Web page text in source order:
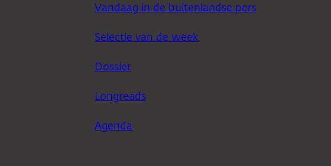
Vandaag in de buitenlandse pers
Selectie van de week
Dossier
Longreads
Agenda